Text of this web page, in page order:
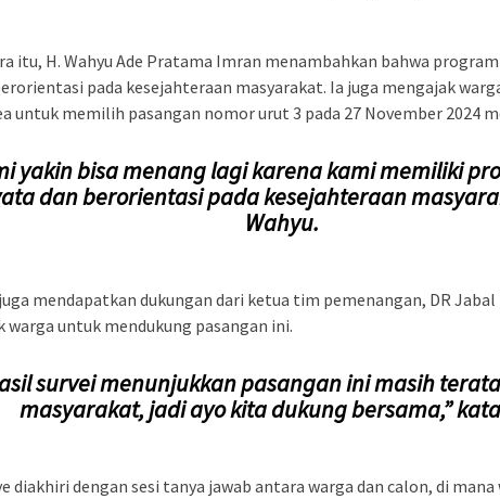
itu, H. Wahyu Ade Pratama Imran menambahkan bahwa
pada kesejahteraan masyarakat. Ia juga mengajak
untuk memilih pasangan nomor urut 3 pada 27 November 2024
yakin bisa menang lagi karena kami memiliki
dan berorientasi pada kesejahteraan
Wahyu.
mendapatkan dukungan dari ketua tim pemenangan, DR Jabal
warga untuk mendukung pasangan ini.
survei menunjukkan pasangan ini masih
masyarakat, jadi ayo kita dukung bersama,”
diakhiri dengan sesi tanya jawab antara warga dan calon, di mana